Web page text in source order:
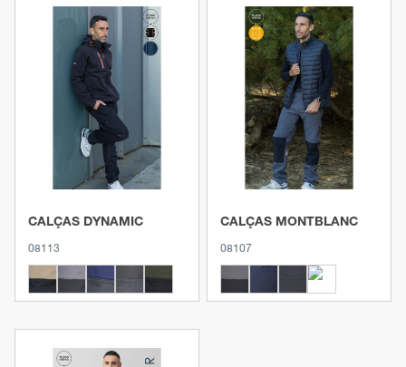
Ver produto
CALÇAS DYNAMIC
08113
Ver produto
CALÇAS MONTBLANC
08107